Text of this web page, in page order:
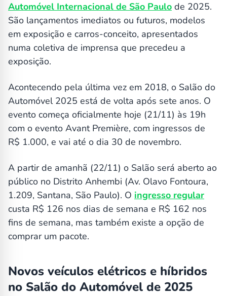
Automóvel Internacional de São Paulo de 2025.
São lançamentos imediatos ou futuros, modelos
em exposição e carros-conceito, apresentados
numa coletiva de imprensa que precedeu a
exposição.
Acontecendo pela última vez em 2018, o Salão do
Automóvel 2025 está de volta após sete anos. O
evento começa oficialmente hoje (21/11) às 19h
com o evento Avant Première, com ingressos de
R$ 1.000, e vai até o dia 30 de novembro.
A partir de amanhã (22/11) o Salão será aberto ao
público no Distrito Anhembi (Av. Olavo Fontoura,
1.209, Santana, São Paulo). O ingresso regular
custa R$ 126 nos dias de semana e R$ 162 nos
fins de semana, mas também existe a opção de
comprar um pacote.
Novos veículos elétricos e híbridos
no Salão do Automóvel de 2025